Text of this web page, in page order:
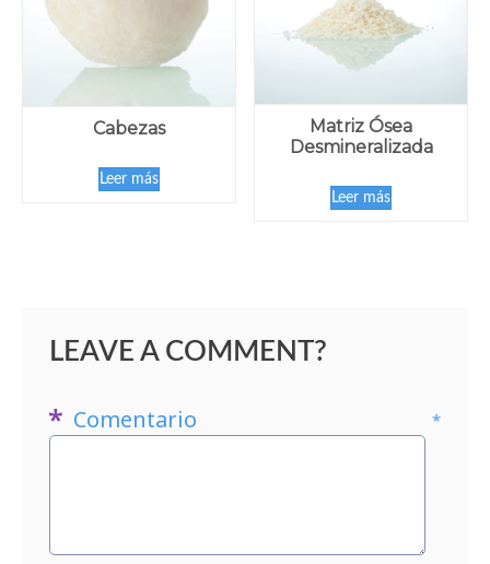
Cabezas
Leer más
Matriz Ósea
Desmineralizada
Leer más
LEAVE A COMMENT?
Comentario *